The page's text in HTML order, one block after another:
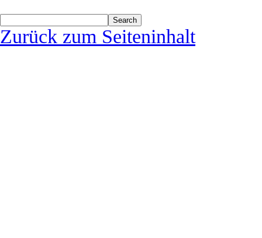
Search
Zurück zum Seiteninhalt